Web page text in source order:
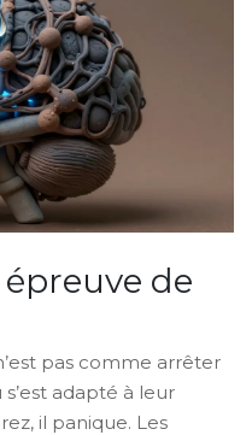
épreuve de
pas comme arrêter
adapté à leur
il panique. Les